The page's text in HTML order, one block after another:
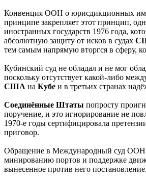
Конвенция ООН о юрисдикционных
принципе закрепляет этот принцип,
иностранных государств 1976 года,
абсолютную защиту от исков в судах
тем самым напрямую вторгся в сферу,
Кубинский суд не обладал и не мог
поскольку отсутствует какой-либо
США на Кубе и в третьих странах
Соединённые Штаты попросту
поручение, и это игнорирование не
1970-е годы сертифицировала
приговор.
Обращение в Международный суд ООН
минированию портов и поддержке
вынесенное против него постановление.